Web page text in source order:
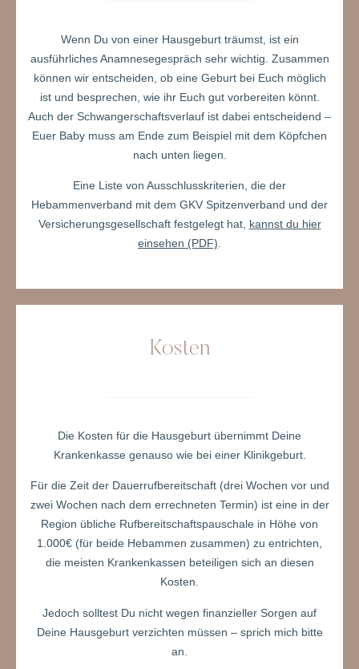
Wenn Du von einer Hausgeburt träumst, ist ein
ausführliches Anamnesegespräch sehr wichtig. Zusammen
können wir entscheiden, ob eine Geburt bei Euch möglich
ist und besprechen, wie ihr Euch gut vorbereiten könnt.
Auch der Schwangerschaftsverlauf ist dabei entscheidend –
Euer Baby muss am Ende zum Beispiel mit dem Köpfchen
nach unten liegen.
Eine Liste von Ausschlusskriterien, die der
Hebammenverband mit dem GKV Spitzenverband und der
Versicherungsgesellschaft festgelegt hat, kannst du hier
einsehen (PDF).
Kosten
Die Kosten für die Hausgeburt übernimmt Deine
Krankenkasse genauso wie bei einer Klinikgeburt.
Für die Zeit der Dauerrufbereitschaft (drei Wochen vor und
zwei Wochen nach dem errechneten Termin) ist eine in der
Region übliche Rufbereitschaftspauschale in Höhe von
1.000€ (für beide Hebammen zusammen) zu entrichten,
die meisten Krankenkassen beteiligen sich an diesen
Kosten.
Jedoch solltest Du nicht wegen finanzieller Sorgen auf
Deine Hausgeburt verzichten müssen – sprich mich bitte
an.